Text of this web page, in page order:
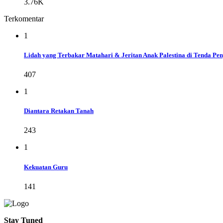
Terkomentar
1
Lidah yang Terbakar Matahari & Jeritan Anak Palestina di Tenda
407
1
Diantara Retakan Tanah
243
1
Kekuatan Guru
141
Stay Tuned